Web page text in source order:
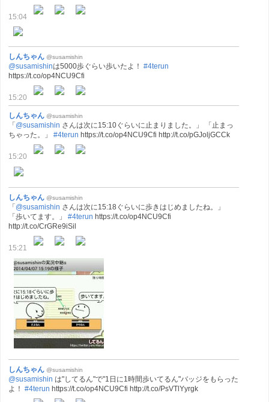
15:04
しんちゃん @susamishin
@susamishinは5000歩ぐらい歩いたよ！ #4terun
https://t.co/op4NCU9Cfi
15:20
しんちゃん @susamishin
「@susamishin さんは次に15:10ぐらいに止まりました。」 「止まっ
ちゃった。」 #4terun https://t.co/op4NCU9Cfi http://t.co/pGJoljGCCk
15:20
しんちゃん @susamishin
「@susamishin さんは次に15:18ぐらいに歩きはじめましたね。」
「歩いてます。」 #4terun https://t.co/op4NCU9Cfi
http://t.co/CrGRe9iSil
15:21
しんちゃん @susamishin
@susamishin は"してるん"で"1日に1時間歩いてるん"バッジをもらった
よ！ #4terun https://t.co/op4NCU9Cfi http://t.co/PsVTlYyrgk